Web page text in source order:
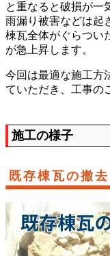
と重なると破損が一
雨漏り被害などは起
棟瓦全体がぐらつい
が急上昇します。
今回は最適な施工方
ていただき、工事の
施工の様子
既存棟瓦の撤去